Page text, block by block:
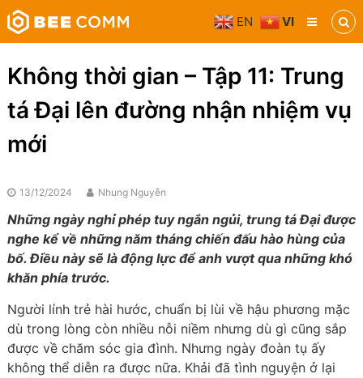
Skip
to
content
Bee
Comm
Truyền
thông
phương
tiện
Không thời gian – Tập 11: Trung
tá Đại lên đường nhận nhiệm vụ
mới
13/12/2024 Nhung Nguyễn
Những ngày nghỉ phép tuy ngắn ngủi, trung tá Đại được
nghe kể về những năm tháng chiến đấu hào hùng của
bố. Điều này sẽ là động lực để anh vượt qua những khó
khăn phía trước.
Người lính trẻ hài hước, chuẩn bị lùi về hậu phương mặc
dù trong lòng còn nhiều nỗi niềm nhưng dù gì cũng sắp
được về chăm sóc gia đình. Nhưng ngày đoàn tụ ấy
không thể diễn ra được nữa. Khải đã tình nguyện ở lại
EN VI